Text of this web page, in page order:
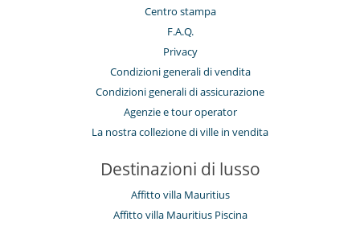
Centro stampa
F.A.Q.
Privacy
Condizioni generali di vendita
Condizioni generali di assicurazione
Agenzie e tour operator
La nostra collezione di ville in vendita
Destinazioni di lusso
Affitto villa Mauritius
Affitto villa Mauritius Piscina